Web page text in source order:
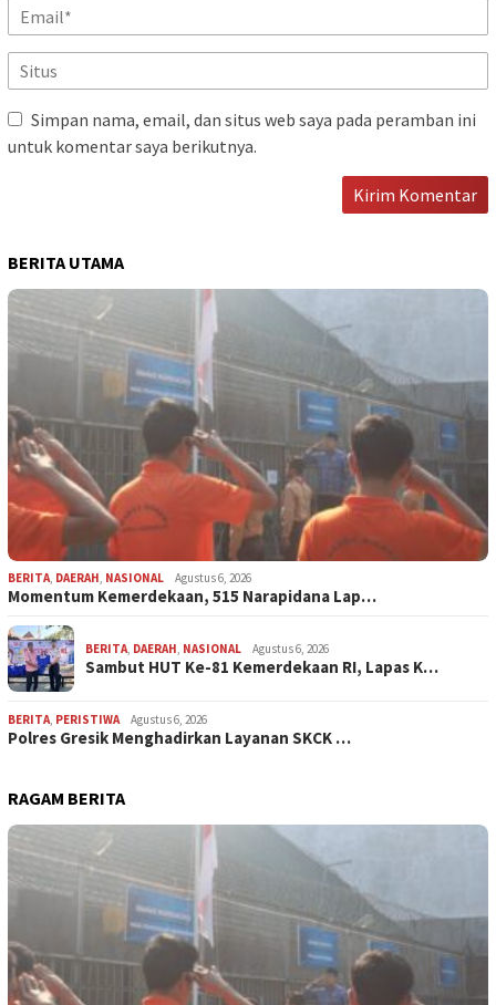
Simpan nama, email, dan situs web saya pada peramban ini
untuk komentar saya berikutnya.
BERITA UTAMA
BERITA DAERAH NASIONAL Agustus 6, 2026
Momentum Kemerdekaan, 515 Narapidana Lap…
BERITA DAERAH NASIONAL Agustus 6, 2026
Sambut HUT Ke-81 Kemerdekaan RI, Lapas K…
BERITA PERISTIWA Agustus 6, 2026
Polres Gresik Menghadirkan Layanan SKCK …
RAGAM BERITA